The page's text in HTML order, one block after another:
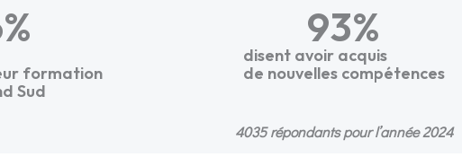
formation
Sud
%
disent avoir acquis
de nouvelles compétences
93%
4035 répondants pour l’année 2024